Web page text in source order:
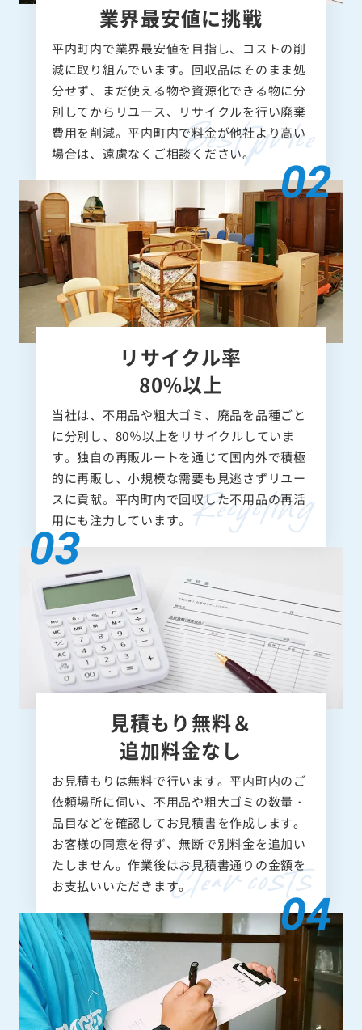
業界最安値に挑戦
平内町内で業界最安値を目指し、コストの削
減に取り組んでいます。回収品はそのまま処
分せず、まだ使える物や資源化できる物に分
別してからリユース、リサイクルを行い廃棄
費用を削減。平内町内で料金が他社より高い
場合は、遠慮なくご相談ください。
リサイクル率
80%以上
当社は、不用品や粗大ゴミ、廃品を品種ごと
に分別し、80％以上をリサイクルしていま
す。独自の再販ルートを通じて国内外で積極
的に再販し、小規模な需要も見逃さずリユー
スに貢献。平内町内で回収した不用品の再活
用にも注力しています。
見積もり無料＆
追加料金なし
お見積もりは無料で行います。平内町内のご
依頼場所に伺い、不用品や粗大ゴミの数量・
品目などを確認してお見積書を作成します。
お客様の同意を得ず、無断で別料金を追加い
たしません。作業後はお見積書通りの金額を
お支払いいただきます。